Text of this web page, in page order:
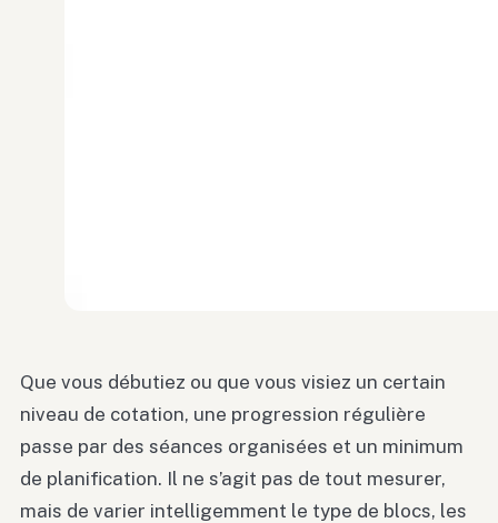
Que vous débutiez ou que vous visiez un certain
niveau de cotation, une progression régulière
passe par des séances organisées et un minimum
de planification. Il ne s’agit pas de tout mesurer,
mais de varier intelligemment le type de blocs, les